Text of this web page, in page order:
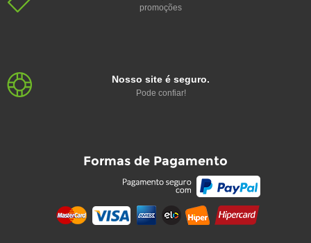
promoções
Nosso site é seguro.
Pode confiar!
Formas de Pagamento